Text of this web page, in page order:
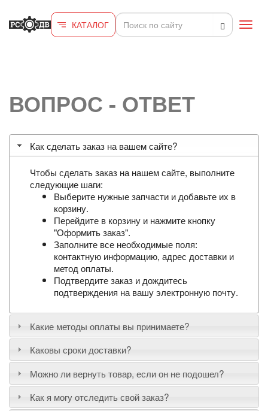
КАТАЛОГ
ВОПРОС - ОТВЕТ
Как сделать заказ на вашем сайте?
Чтобы сделать заказ на нашем сайте, выполните
следующие шаги:
Выберите нужные запчасти и добавьте их в
корзину.
Перейдите в корзину и нажмите кнопку
"Оформить заказ".
Заполните все необходимые поля:
контактную информацию, адрес доставки и
метод оплаты.
Подтвердите заказ и дождитесь
подтверждения на вашу электронную почту.
Какие методы оплаты вы принимаете?
Каковы сроки доставки?
Можно ли вернуть товар, если он не подошел?
Как я могу отследить свой заказ?